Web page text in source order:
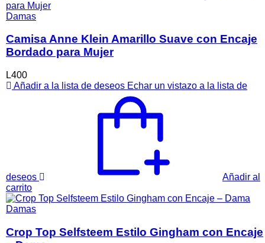
Las
opciones
se
elegir
en
página
Damas
Camisa Anne Klein Amarillo Suave con Encaje
Bordado para Mujer
L400
Añadir a la lista de deseos Echar un vistazo a la lista de
deseos
Añadir al
carrito
Damas
Crop Top Selfsteem Estilo Gingham con Encaje